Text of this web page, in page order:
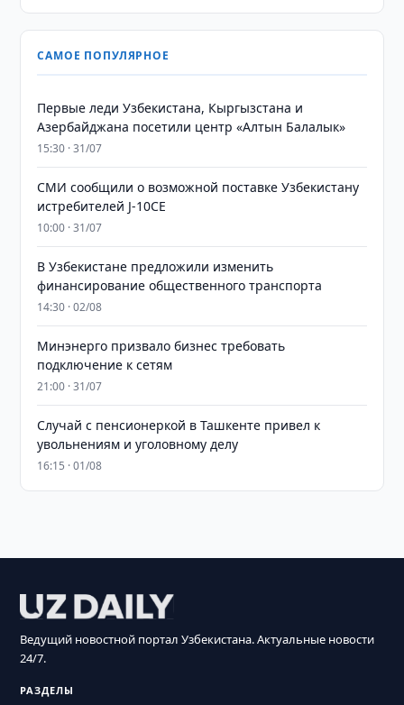
САМОЕ ПОПУЛЯРНОЕ
Первые леди Узбекистана, Кыргызстана и
Азербайджана посетили центр «Алтын Балалык»
15:30 · 31/07
СМИ сообщили о возможной поставке Узбекистану
истребителей J-10CE
10:00 · 31/07
В Узбекистане предложили изменить
финансирование общественного транспорта
14:30 · 02/08
Минэнерго призвало бизнес требовать
подключение к сетям
21:00 · 31/07
Случай с пенсионеркой в Ташкенте привел к
увольнениям и уголовному делу
16:15 · 01/08
Ведущий новостной портал Узбекистана. Актуальные новости
24/7.
РАЗДЕЛЫ